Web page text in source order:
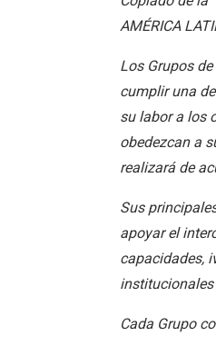
AMÉRICA
Los Grupos
cumplir una
su labor a los
obedezcan a
realizará de
Sus
apoyar el
capacidades,
Cada Grupo